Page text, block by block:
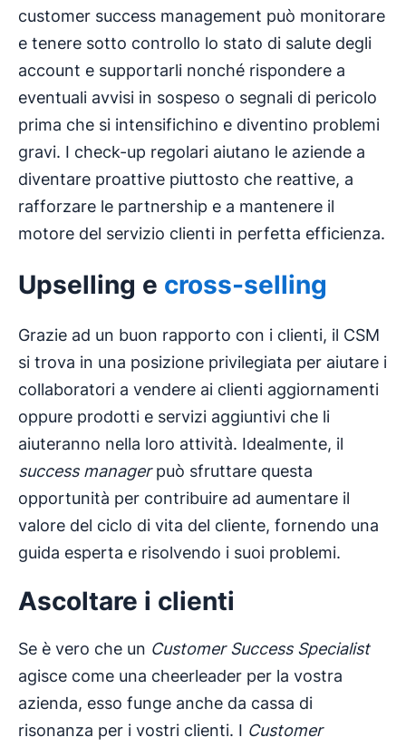
customer success management può monitorare
e tenere sotto controllo lo stato di salute degli
account e supportarli nonché rispondere a
eventuali avvisi in sospeso o segnali di pericolo
prima che si intensifichino e diventino problemi
gravi. I check-up regolari aiutano le aziende a
diventare proattive piuttosto che reattive, a
rafforzare le partnership e a mantenere il
motore del servizio clienti in perfetta efficienza.
Upselling e cross-selling
Grazie ad un buon rapporto con i clienti, il CSM
si trova in una posizione privilegiata per aiutare i
collaboratori a vendere ai clienti aggiornamenti
oppure prodotti e servizi aggiuntivi che li
aiuteranno nella loro attività. Idealmente, il
success managerpuò sfruttare questa
opportunità per contribuire ad aumentare il
valore del ciclo di vita del cliente, fornendo una
guida esperta e risolvendo i suoi problemi.
Ascoltare i clienti
Se è vero che un Customer Success Specialist
agisce come una cheerleader per la vostra
azienda, esso funge anche da cassa di
risonanza per i vostri clienti. I Customer